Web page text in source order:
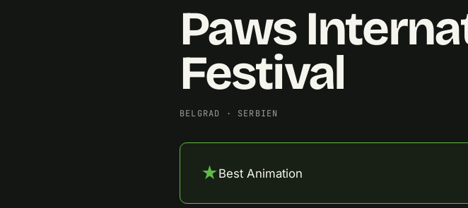
Paws
Festival
BELGRAD · SERBIEN
★Best Animation